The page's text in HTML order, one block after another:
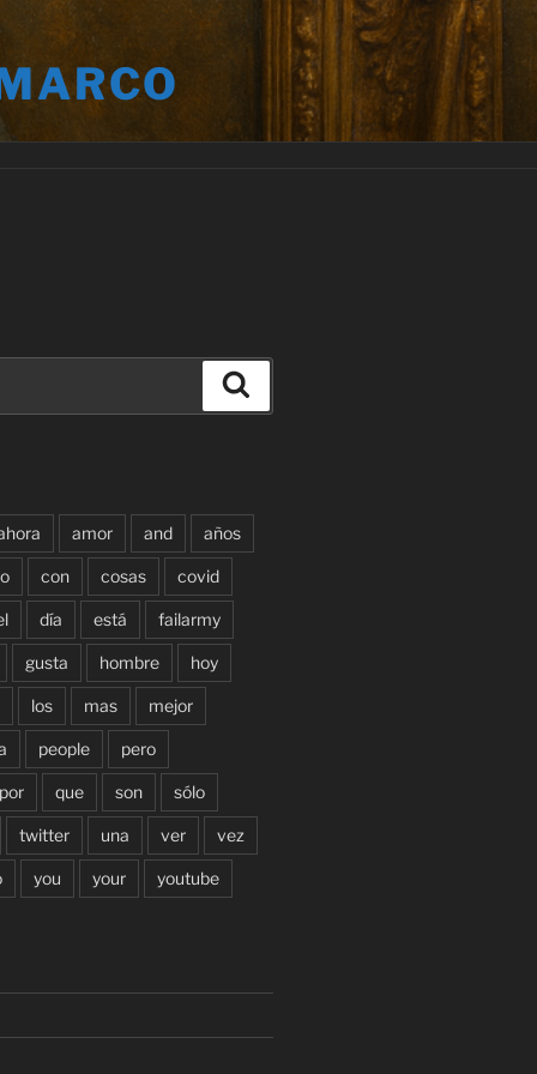
amor and años
con cosas covid
día está failarmy
gusta hombre hoy
los mas mejor
people pero
que son sólo
twitter una ver vez
you your youtube